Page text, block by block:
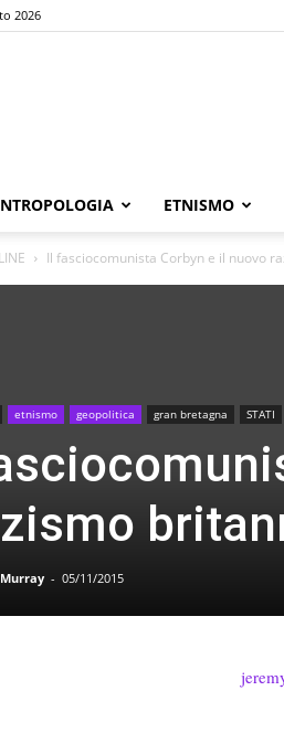
2026
ETNISMO
Il fasciocomunista Corbyn e il nuovo
etnismo geopolitica gran bretagna STATI
- 05/11/2015